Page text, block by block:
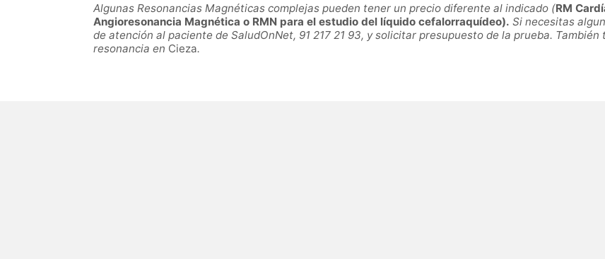
Algunas Resonancias Magnéticas complejas pueden tener un precio diferente al indicado (RM
Angioresonancia Magnética o RMN para el estudio del líquido cefalorraquídeo). Si necesitas
de atención al paciente de SaludOnNet, 91 217 21 93, y solicitar presupuesto de la prueba.
resonancia en Cieza.